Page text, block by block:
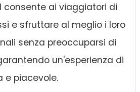
consente ai viaggiatori di
e sfruttare al meglio i loro
senza preoccuparsi di
un'esperienza di
e piacevole.